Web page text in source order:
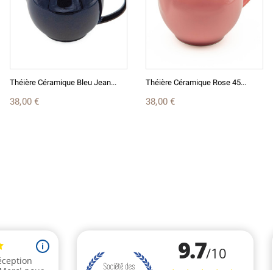
Théière Céramique Bleu Jean...
38,00 €
Théière Céramique Rose 45...
38,00 €